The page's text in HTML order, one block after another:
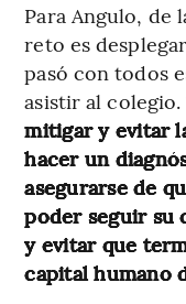
Para Angulo,
reto es
pasó con todos
asistir al colegio.
mitigar y evitar
hacer un
asegurarse de
poder seguir su
y evitar que
capital humano